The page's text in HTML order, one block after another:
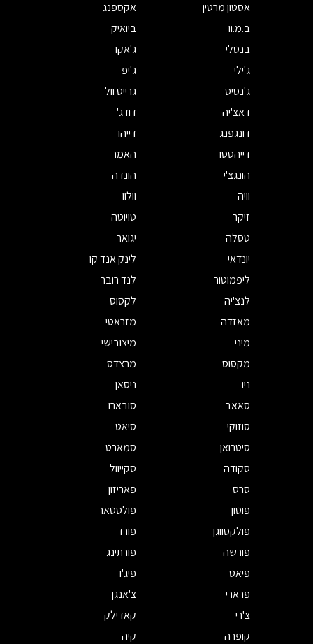
אסטון מרטין
אקספנג
ב.מ.וו
ביואיק
בנטלי
ג'אקו
ג'ילי
ג'יפ
ג'נסיס
גרייט וול
דאצ'יה
דודג'
דונגפנג
דייהו
דייהטסו
האמר
הונגצ'י
הונדה
וויה
וולוו
זיקר
טויוטה
טסלה
יגואר
יונדאי
לינק אנד קו
ליפמוטור
לנד רובר
לנצ'יה
לקסוס
מאזדה
מזראטי
מיני
מיצובישי
מקסוס
מרצדס
ניו
ניסאן
סאאב
סובארו
סוזוקי
סיאט
סיטרואן
סמארט
סקודה
סקייוול
סרס
פאריזון
פוטון
פולסטאר
פולקסווגן
פורד
פורשה
פורתינג
פיאט
פיג'ו
פרארי
צ'אנגן
צ'רי
קאדילק
קופרה
קיה